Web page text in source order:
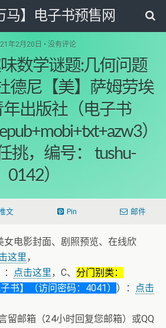
马】电子书预售网
年2月20日 • 没有评论
数学谜题:几何问题
德尼【美】萨姆劳埃
年出版社（电子书
）
挑，编号： tushu-
0142）
文 Pin 邮件
女电影封面、剧照预览、在线欣
这里，
点击这里，C、 分门别类：
书】（访问密码：4041） ）：
点击
留邮箱（24小时回复您邮箱）或QQ